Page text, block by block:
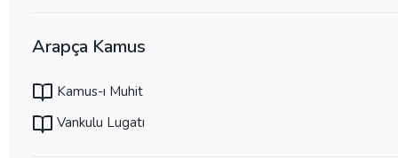
Arapça Kamus
Kamus-ı Muhit
Vankulu Lugatı